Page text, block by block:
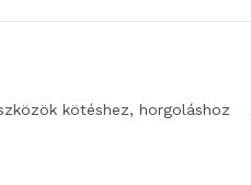
kötéshez, horgoláshoz